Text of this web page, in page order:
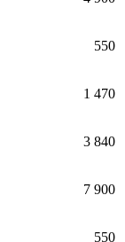
550
1 470
3 840
7 900
550